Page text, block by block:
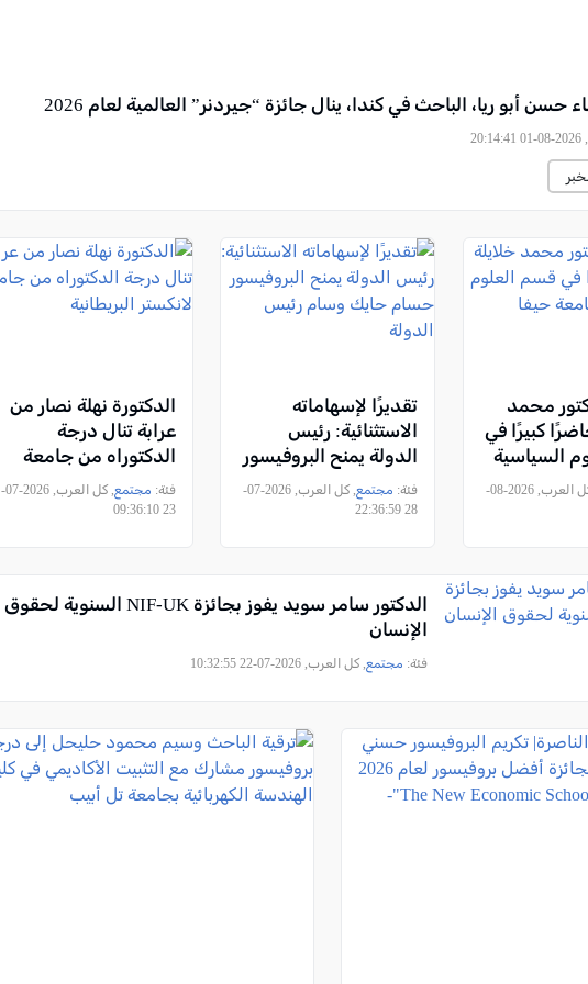
حسن أبو ريا، الباحث في كندا، ينال جائزة “جيردنر” العالمية لعام 2026
, -,
محمد
كبيرًا في
السياسية
, كل العرب, 2026-08-
تقديرًا لإسهاماته
الاستثنائية: رئيس
الدولة يمنح البروفيسور
حسام حايك وسام
رئيس الدولة
فئة: مجتمع
, كل العرب, 2026-07-
28 22:36:59
الدكتورة نهلة نصار من
عرابة تنال درجة
الدكتوراه من جامعة
لانكستر البريطانية
فئة: مجتمع
, كل العرب, 2026-07-
23 09:36:10
الدكتور سامر سويد يفوز بجائزة NIF-UK السنوية لحقوق
الإنسان
فئة: مجتمع, كل العرب, 2026-07-22 10:32:55